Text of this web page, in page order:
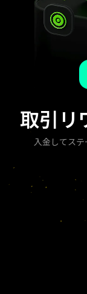
取引リ
入金してステ